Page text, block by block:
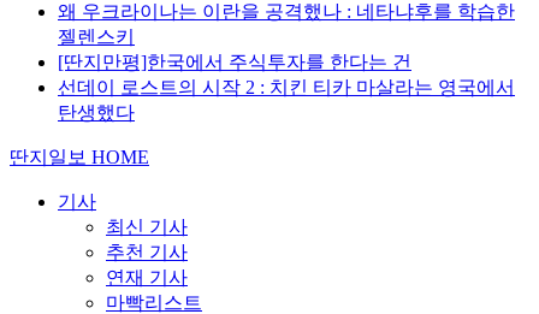
왜 우크라이나는 이란을 공격했나 : 네타냐후를 학습한
젤렌스키
[딴지만평]한국에서 주식투자를 한다는 건
선데이 로스트의 시작 2 : 치킨 티카 마살라는 영국에서
탄생했다
딴지일보 HOME
기사
최신 기사
추천 기사
연재 기사
마빡리스트